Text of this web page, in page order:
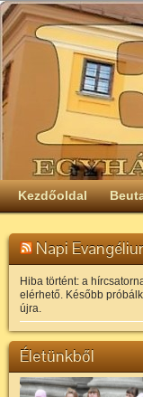
Kezdőoldal
Napi
Hiba történt: a
elérhető. Később
újra.
Életünkből